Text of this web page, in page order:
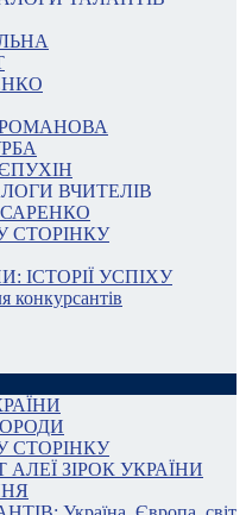
ВЧИТЕЛІВ
СТОРІНКУ
ІСТОРІЇ УСПІХУ
конкурсантів
СТОРІНКУ
ЗІРОК УКРАЇНИ